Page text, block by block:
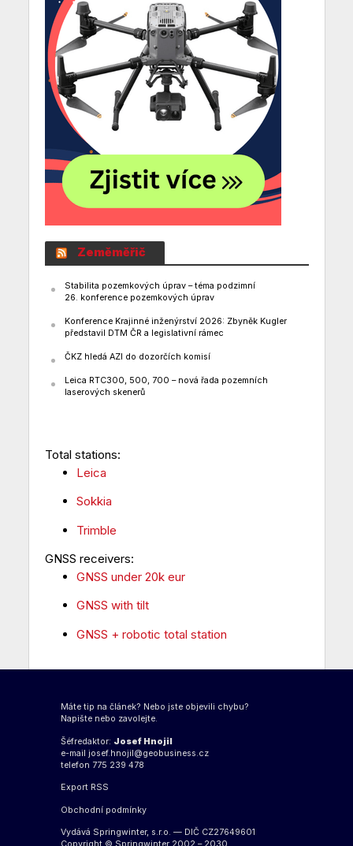
Zeměměřič
Stabilita pozemkových úprav – téma podzimní
26. konference pozemkových úprav
Konference Krajinné inženýrství 2026: Zbyněk Kugler
představil DTM ČR a legislativní rámec
ČKZ hledá AZI do dozorčích komisí
Leica RTC300, 500, 700 – nová řada pozemních
laserových skenerů
Total stations:
Leica
Sokkia
Trimble
GNSS receivers:
GNSS under 20k eur
GNSS with tilt
GNSS + robotic total station
Máte tip na článek? Nebo jste objevili chybu?
Napište nebo zavolejte.
Šéfredaktor: Josef Hnojil
e-mail josef.hnojil@geobusiness.cz
telefon 775 239 478
Export RSS
Obchodní podmínky
Vydává Springwinter, s.r.o. — DIČ CZ27649601